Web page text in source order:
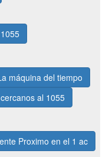
máquina del tiempo
al 1055
Oriente Proximo en el 1 ac